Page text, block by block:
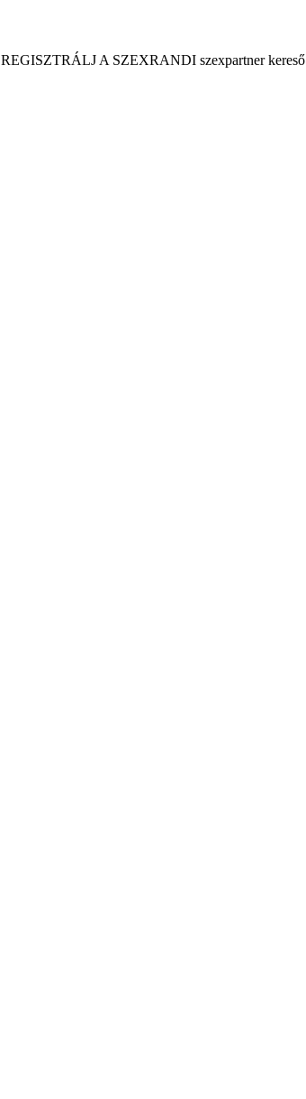
REGISZTRÁLJ A SZEXRANDI szexpartner kereső